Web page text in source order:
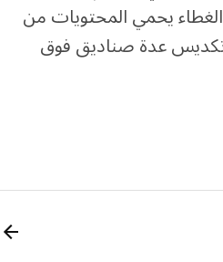
يحمي المحتويات من
عدة صناديق فوق